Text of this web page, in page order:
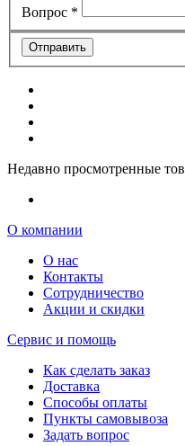
Вопрос *
Отправить
Недавно просмотренные
О компании
О нас
Контакты
Сотрудничество
Акции и скидки
Сервис и помощь
Как сделать заказ
Доставка
Способы оплаты
Пункты самовывоза
Задать вопрос